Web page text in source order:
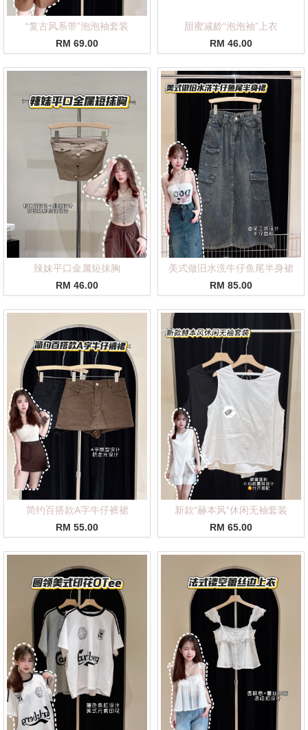
“复古风系带”泡泡袖套装
RM 69.00
甜蜜减龄“泡泡袖”上衣
RM 46.00
辣妹平口金属短抹胸
RM 46.00
美式做旧水洗牛仔鱼尾半身裙
RM 85.00
简约百搭款A字牛仔裤裙
RM 55.00
新款“赫本风”休闲无袖套装
RM 65.00